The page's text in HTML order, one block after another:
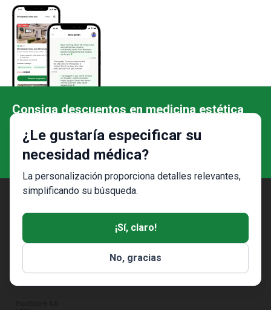
¿Le gustaría especificar su
necesidad médica?
La personalización proporciona detalles relevantes,
simplificando su búsqueda.
¡Sí, claro!
No, gracias
Consiga descuentos en medicina estética
en la APP de Bookimed
servicio de búsqueda de tratamientos
Mencionado en